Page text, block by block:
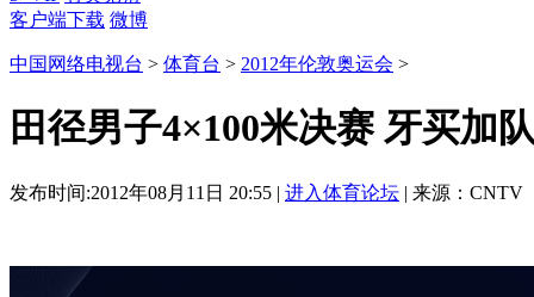
客户端下载 微博
中国网络电视台 > 体育台 > 2012年伦敦奥运会 >
田径男子4×100米决赛 牙买加
发布时间:2012年08月11日 20:55 | 进入体育论坛 | 来源：CNTV